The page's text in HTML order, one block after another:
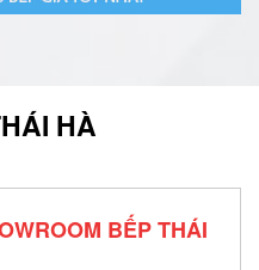
HÀ
BẾP THÁI